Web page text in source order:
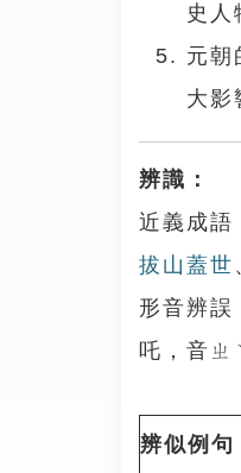
史人
元朝
大影
辨識：
近義成語
拔山蓋世
形音辨誤
吒，音ㄓ
辨似例句